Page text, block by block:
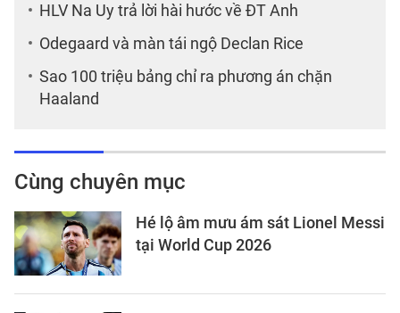
HLV Na Uy trả lời hài hước về ĐT Anh
Odegaard và màn tái ngộ Declan Rice
Sao 100 triệu bảng chỉ ra phương án chặn
Haaland
Cùng chuyên mục
Hé lộ âm mưu ám sát Lionel Messi
tại World Cup 2026